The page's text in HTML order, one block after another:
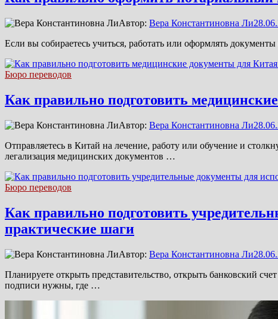
Автор: Вера Константиновна Ли
Если вы собираетесь учиться, работать или оформлять
Бюро переводов
Как правильно подготовить
Автор: Вера Константиновна Ли
Отправляетесь в Китай на лечение, работу или обучение и
легализация медицинских документов …
Бюро переводов
Как правильно подготовить
практические шаги
Автор: Вера Константиновна Ли
Планируете открыть представительство, открыть банковский
подписи нужны, где …